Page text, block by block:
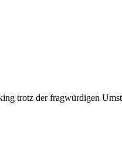
trotz der fragwürdigen